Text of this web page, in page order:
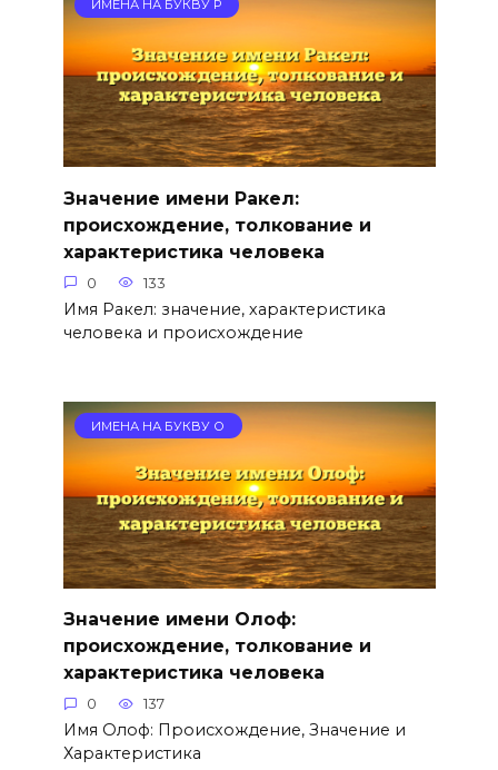
ИМЕНА НА БУКВУ Р
Значение имени Ракел:
происхождение, толкование и
характеристика человека
0 133
Имя Ракел: значение, характеристика
человека и происхождение
ИМЕНА НА БУКВУ О
Значение имени Олоф:
происхождение, толкование и
характеристика человека
0 137
Имя Олоф: Происхождение, Значение и
Характеристика